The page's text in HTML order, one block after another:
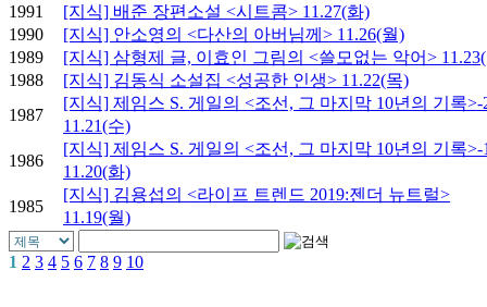
1991
[지식] 배준 장편소설 <시트콤> 11.27(화)
1990
[지식] 안소영의 <다산의 아버님께> 11.26(월)
1989
[지식] 삼형제 글, 이효인 그림의 <쓸모없는 악어>
1988
[지식] 김동식 소설집 <성공한 인생> 11.22(목)
1987
[지식] 제임스 S. 게일의 <조선, 그 마지막 10년의 기록>-
11.21(수)
1986
[지식] 제임스 S. 게일의 <조선, 그 마지막 10년의 기록>-
11.20(화)
1985
[지식] 김용섭의 <라이프 트렌드 2019:젠더 뉴트럴>
11.19(월)
1 2 3 4 5 6 7 8 9 10